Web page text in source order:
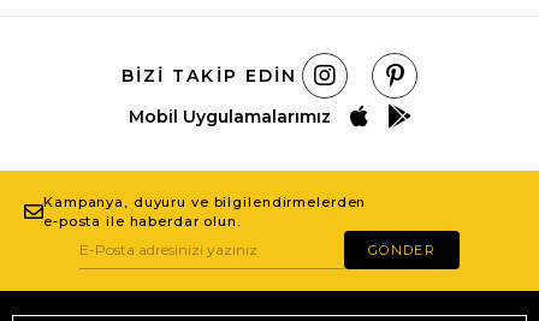
BIZI TAKIP EDIN
Mobil Uygulamalarımız
Kampanya, duyuru ve bilgilendirmelerden
e-posta ile haberdar olun.
GÖNDER